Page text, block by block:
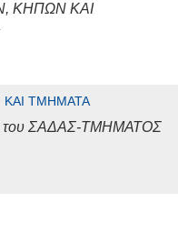
ΚΗΠΩΝ ΚΑΙ
ΚΑΙ ΤΜΉΜΑΤΑ
του ΣΑΔΑΣ-ΤΜΗΜΑΤΟΣ